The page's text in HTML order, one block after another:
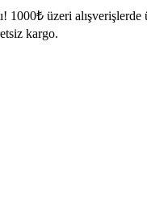
1000₺ üzeri alışverişlerde
kargo.